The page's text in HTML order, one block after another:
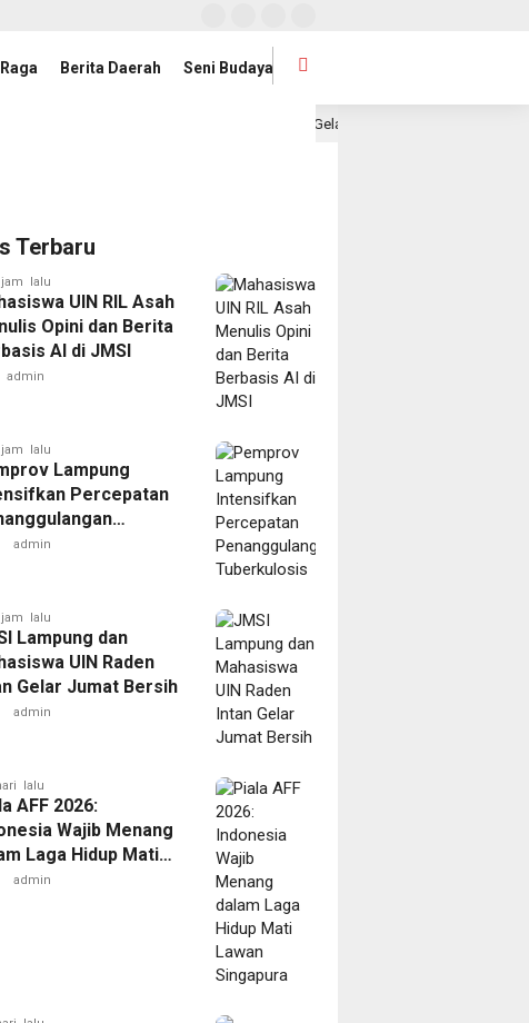
Berita Daerah Seni Budaya
dan Mahasiswa UIN Raden Intan Gelar Jumat Bersih
Terbaru
jam lalu
UIN RIL Asah
Opini dan Berita
AI di JMSI
admin
jam lalu
Lampung
Percepatan
admin
jam lalu
Lampung dan
UIN Raden
Gelar Jumat Bersih
admin
lalu
AFF 2026:
Wajib Menang
Laga Hidup Mati
Singapura
admin